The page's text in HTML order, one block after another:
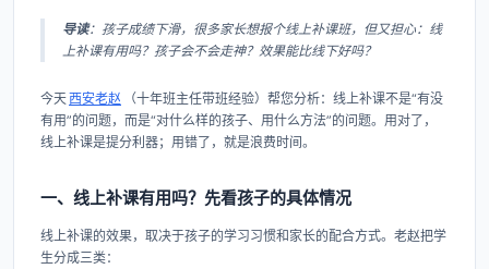
导读：孩子成绩下滑，很多家长想报个线上补课班，但又担心：线
上补课有用吗？孩子会不会走神？效果能比线下好吗？
今天西安老赵
（十年班主任带班经验）帮您分析：线上补课不是“有没
有用”的问题，而是“对什么样的孩子、用什么方法”的问题。用对了，
线上补课是提分利器；用错了，就是浪费时间。
一、线上补课有用吗？先看孩子的具体情况
线上补课的效果，取决于孩子的学习习惯和家长的配合方式。老赵把学
生分成三类：